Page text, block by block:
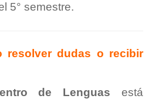
5° semestre.
resolver dudas o recibir
de Lenguas está